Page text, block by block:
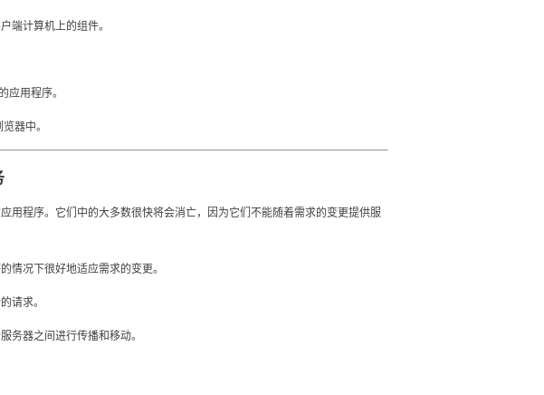
端计算机上的组件。
应用程序。
器中。
用程序。它们中的大多数很快将会消亡，因为它们不能随着需求的变更提供服
情况下很好地适应需求的变更。
请求。
务器之间进行传播和移动。